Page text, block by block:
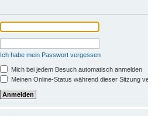
Ich habe mein Passwort vergessen
Mich bei jedem Besuch automatisch anmelden
Meinen Online-Status während dieser Sitzung